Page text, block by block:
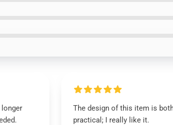
The design of this item is
practical; I really like it.